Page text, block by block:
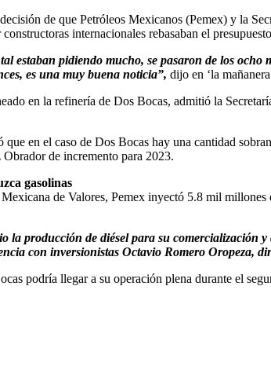
de que Petróleos Mexicanos (Pemex) y la
internacionales rebasaban el
estaban pidiendo mucho, se pasaron de los
es una muy buena noticia”, dijo en ‘la
en la refinería de Dos Bocas, admitió la
en el caso de Dos Bocas hay una cantidad
de incremento para 2023.
gasolinas
de Valores, Pemex inyectó 5.8 mil
la producción de diésel para su
con inversionistas Octavio Romero Oropeza,
podría llegar a su operación plena durante el